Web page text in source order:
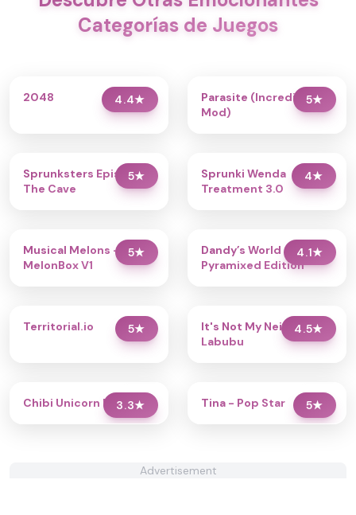
Categorías de Juegos
4.4★
2048 5★
Parasite (Incredibox
Mod)
5★
Sprunksters Episode 2:
The Cave
4★
Sprunki Wenda
Treatment 3.0
5★
Musical Melons –
MelonBox V1
4.1★
Dandy’s World
Pyramixed Edition
5★
Territorial.io 4.5★
It's Not My Neighbor:
Labubu
3.3★
Chibi Unicorn Dress Up 5★
Tina - Pop Star
Advertisement